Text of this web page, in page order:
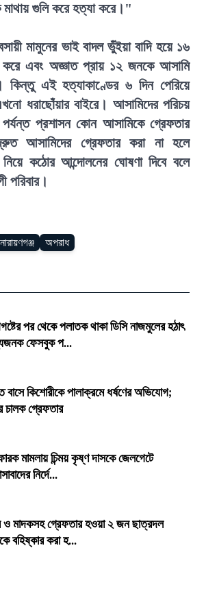
মাথায় গুলি করে হত্যা করে।"
মামুনের ভাই বাদল ভুঁইয়া বাদি হয়ে ১৬
এবং অজ্ঞাত প্রায় ১২ জনকে আসামি
কিন্তু এই হত্যাকাণ্ডের ৬ দিন পেরিয়ে
ধরাছোঁয়ার বাইরে। আসামিদের পরিচয়
প্রশাসন কোন আসামিকে গ্রেফতার
আসামিদের গ্রেফতার করা না হলে
নিয়ে কঠোর আন্দোলনের ঘোষণা দিবে বলে
পরিবার।
নারায়ণগঞ্জ অপরাধ
পর থেকে পলাতক থাকা ডিসি নাজমুলের হঠাৎ
ফেসবুক প...
বাসে কিশোরীকে পালাক্রমে ধর্ষণের অভিযোগ;
চালক গ্রেফতার
মামলায় চিন্ময় কৃষ্ণ দাসকে জেলগেটে
নির্দে...
ও মাদকসহ গ্রেফতার হওয়া ২ জন ছাত্রদল
বহিষ্কার করা হ...